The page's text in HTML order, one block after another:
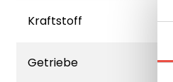
Kraftstoff
Getriebe